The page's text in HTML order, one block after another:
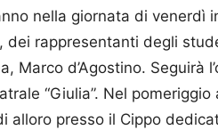
nella giornata di venerdì
dei rappresentanti degli
Marco d’Agostino. Seguirà
“Giulia”. Nel
alloro presso il Cippo